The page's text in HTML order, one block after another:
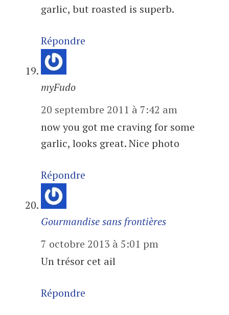
garlic, but roasted is superb.
Répondre
myFudo
20 septembre 2011 à 7:42 am
now you got me craving for some
garlic, looks great. Nice photo
Répondre
Gourmandise sans frontières
7 octobre 2013 à 5:01 pm
Un trésor cet ail
Répondre